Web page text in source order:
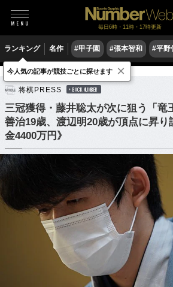
毎日6時・11時・17時更新
ランキング 名作 #甲子園 #張本智和 #平野
ゲーム 将棋
将棋PRESS BACK NUMBER
三冠獲得・藤井聡太が次に狙う「
善治19歳、渡辺明20歳が頂点に昇
金4400万円》
今人気の記事が競技ごとに探せます ×